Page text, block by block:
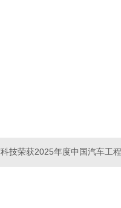
科技荣获2025年度中国汽车工